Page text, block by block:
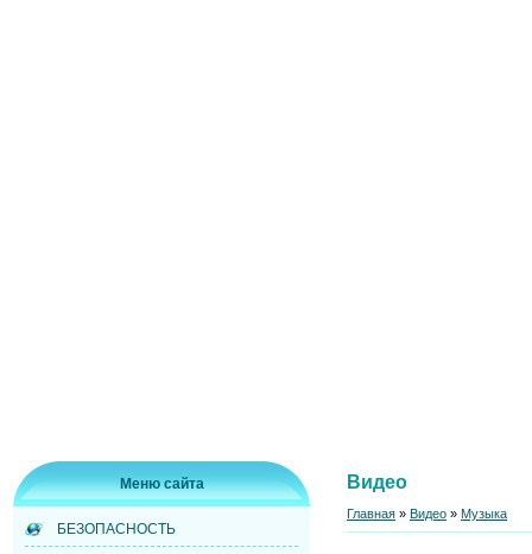
Меню сайта
БЕЗОПАСНОСТЬ
Видео
Главная » Видео » Музыка